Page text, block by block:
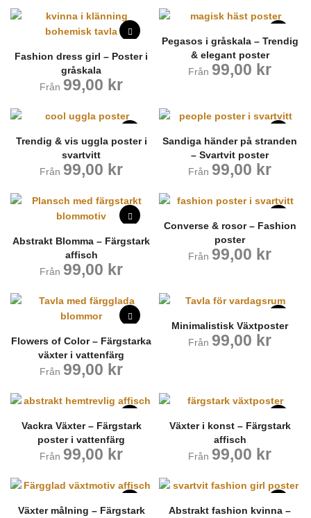
Fashion dress girl – Poster i
gråskala
Från 99,00 kr
Pegasos i gråskala – Trendig
& elegant poster
Från 99,00 kr
Trendig & vis uggla poster i
svartvitt
Från 99,00 kr
Sandiga händer på stranden
– Svartvit poster
Från 99,00 kr
Abstrakt Blomma – Färgstark
affisch
Från 99,00 kr
Converse & rosor – Fashion
poster
Från 99,00 kr
Flowers of Color – Färgstarka
växter i vattenfärg
Från 99,00 kr
Minimalistisk Växtposter
Från 99,00 kr
Vackra Växter – Färgstark
poster i vattenfärg
Från 99,00 kr
Växter i konst – Färgstark
affisch
Från 99,00 kr
Växter målning – Färgstark
Abstrakt fashion kvinna –